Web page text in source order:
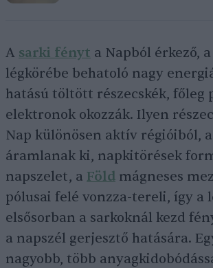
A sarki fényt a Napból érkező,
légkörébe behatoló nagy
hatású töltött részecskék, főleg
elektronok okozzák. Ilyen
Nap különösen aktív régióiból,
áramlanak ki, napkitörések
napszelet, a Föld mágneses
pólusai felé vonzza-tereli, így a
elsősorban a sarkoknál kezd
a napszél gerjesztő hatására.
nagyobb, több